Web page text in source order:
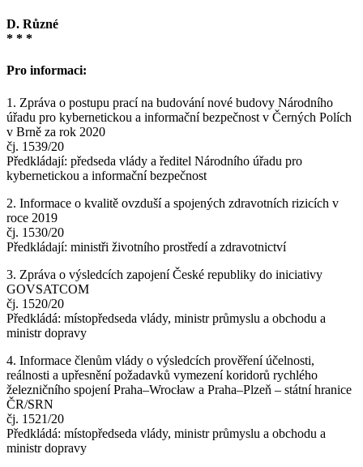
D. Různé
* * *
Pro informaci:
1. Zpráva o postupu prací na budování nové budovy Národního
úřadu pro kybernetickou a informační bezpečnost v Černých Polích
v Brně za rok 2020
čj. 1539/20
Předkládají: předseda vlády a ředitel Národního úřadu pro
kybernetickou a informační bezpečnost
2. Informace o kvalitě ovzduší a spojených zdravotních rizicích v
roce 2019
čj. 1530/20
Předkládají: ministři životního prostředí a zdravotnictví
3. Zpráva o výsledcích zapojení České republiky do iniciativy
GOVSATCOM
čj. 1520/20
Předkládá: místopředseda vlády, ministr průmyslu a obchodu a
ministr dopravy
4. Informace členům vlády o výsledcích prověření účelnosti,
reálnosti a upřesnění požadavků vymezení koridorů rychlého
železničního spojení Praha–Wrocław a Praha–Plzeň – státní hranice
ČR/SRN
čj. 1521/20
Předkládá: místopředseda vlády, ministr průmyslu a obchodu a
ministr dopravy